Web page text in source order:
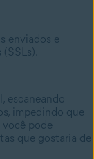
enviados e
escaneando
impedindo que
você pode
que gostaria de